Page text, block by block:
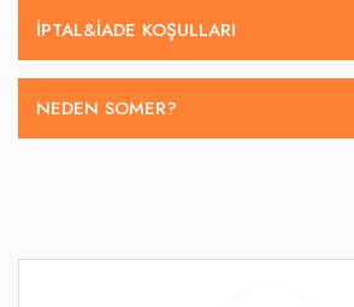
İPTAL&IADE KOŞULLARI
NEDEN SOMER?